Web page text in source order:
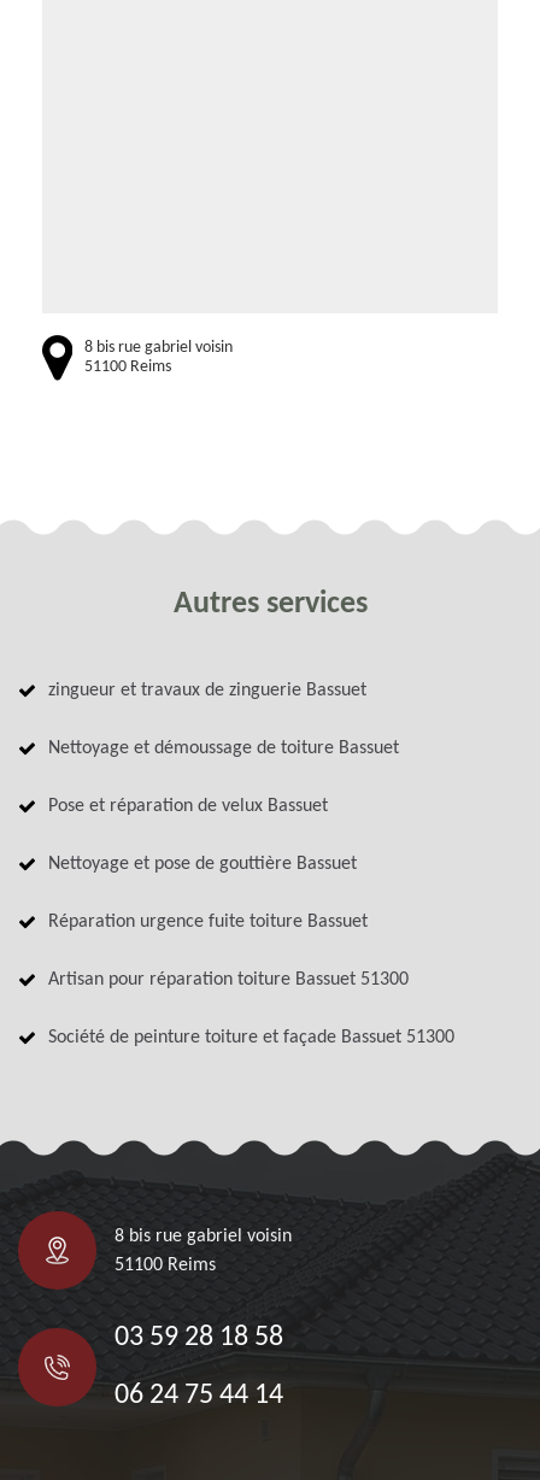
8 bis rue gabriel voisin
51100 Reims
Autres services
zingueur et travaux de zinguerie Bassuet
Nettoyage et démoussage de toiture Bassuet
Pose et réparation de velux Bassuet
Nettoyage et pose de gouttière Bassuet
Réparation urgence fuite toiture Bassuet
Artisan pour réparation toiture Bassuet 51300
Société de peinture toiture et façade Bassuet 51300
8 bis rue gabriel voisin
51100 Reims
03 59 28 18 58
06 24 75 44 14